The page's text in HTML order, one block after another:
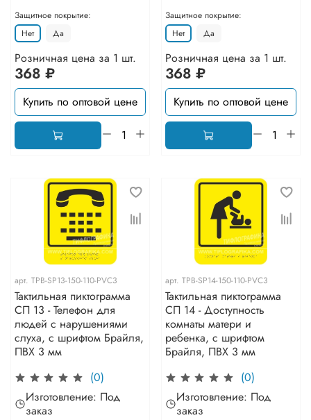
Защитное покрытие:
Нет
Да
Розничная цена за 1 шт.
368 ₽
Купить по оптовой цене
Защитное покрытие:
Нет
Да
Розничная цена за 1 шт.
368 ₽
Купить по оптовой цене
арт. TPB-SP13-150-110-PVC3
Тактильная пиктограмма
СП 13 - Телефон для
людей с нарушениями
слуха, с шрифтом Брайля,
ПВХ 3 мм
(0)
Изготовление: Под
заказ
арт. TPB-SP14-150-110-PVC3
Тактильная пиктограмма
СП 14 - Доступность
комнаты матери и
ребенка, с шрифтом
Брайля, ПВХ 3 мм
(0)
Изготовление: Под
заказ